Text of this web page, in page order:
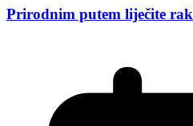
Prirodnim putem liječite rak